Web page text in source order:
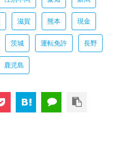
滋賀 熊本 現金
茨城 運転免許 長野
鹿児島